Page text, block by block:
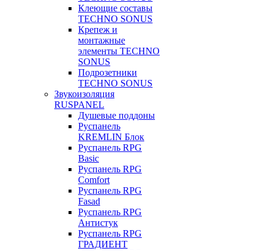
Клеющие составы
TECHNO SONUS
Крепеж и
монтажные
элементы TECHNO
SONUS
Подрозетники
TECHNO SONUS
Звукоизоляция
RUSPANEL
Душевые поддоны
Руспанель
KREMLIN Блок
Руспанель RPG
Basic
Руспанель RPG
Comfort
Руспанель RPG
Fasad
Руспанель RPG
Антистук
Руспанель RPG
ГРАДИЕНТ